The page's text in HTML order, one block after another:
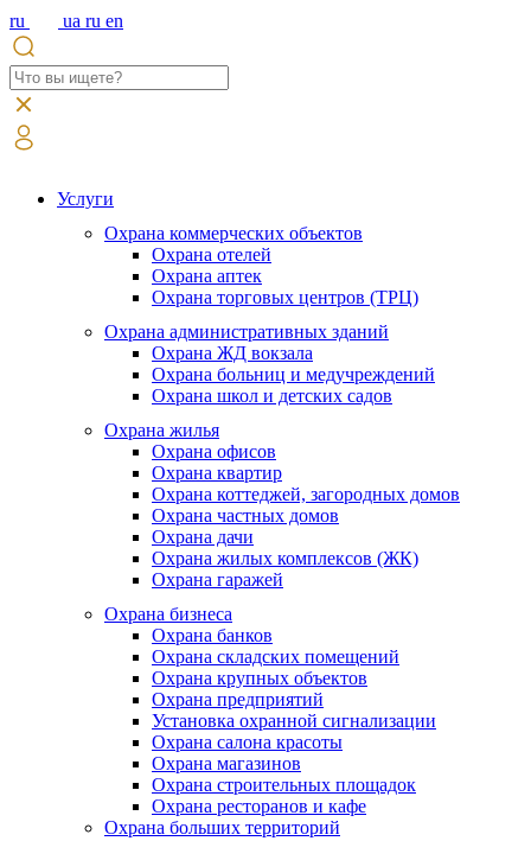
ru ua ru en
Услуги
Охрана коммерческих объектов
Охрана отелей
Охрана аптек
Охрана торговых центров (ТРЦ)
Охрана административных зданий
Охрана ЖД вокзала
Охрана больниц и медучреждений
Охрана школ и детских садов
Охрана жилья
Охрана офисов
Охрана квартир
Охрана коттеджей, загородных домов
Охрана частных домов
Охрана дачи
Охрана жилых комплексов (ЖК)
Охрана гаражей
Охрана бизнеса
Охрана банков
Охрана складских помещений
Охрана крупных объектов
Охрана предприятий
Установка охранной сигнализации
Охрана салона красоты
Охрана магазинов
Охрана строительных площадок
Охрана ресторанов и кафе
Охрана больших территорий